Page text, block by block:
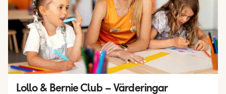
Lollo & Bernie Club – Värderingar